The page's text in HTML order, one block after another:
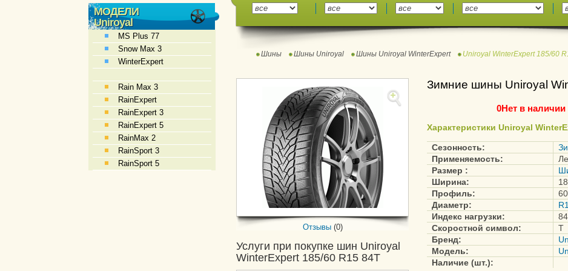
МОДЕЛИ
Uniroyal
MS Plus 77
Snow Max 3
WinterExpert
Rain Max 3
RainExpert
RainExpert 3
RainExpert 5
RainMax 2
RainSport 3
RainSport 5
Шины Шины Uniroyal Шины Uniroyal WinterExpert Uniroyal WinterExpert 185/60
Отзывы (0)
Услуги при покупке шин Uniroyal
WinterExpert 185/60 R15 84T
Зимние шины Uniroyal
0Нет в наличии
Характеристики Uniroyal
Сезонность:
Применяемость:
Размер :
Ширина:
Профиль:
60
Диаметр:
Индекс нагрузки:
84
Скоростной символ:
T
Бренд:
Модель:
Наличие (шт.):